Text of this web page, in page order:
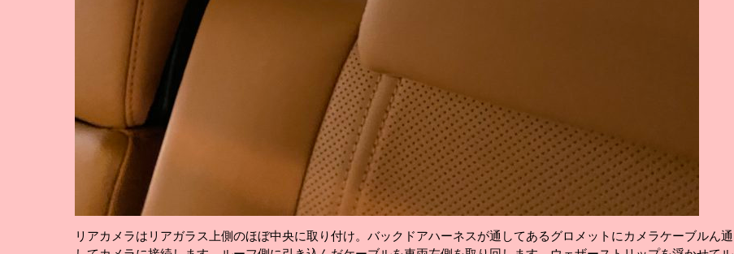
リアカメラはリアガラス上側のほぼ中央に取り付け。バックドアハーネスが通してあるグロメットにカメラケーブルん通